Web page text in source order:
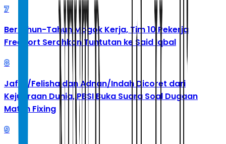
7
Bertahun-Tahun Mogok Kerja, Tim 10 Pekerja
Freeport Serahkan Tuntutan ke Said Iqbal
8
Jafar/Felisha dan Adnan/Indah Dicoret dari
Kejuaraan Dunia, PBSI Buka Suara Soal Dugaan
Match Fixing
9